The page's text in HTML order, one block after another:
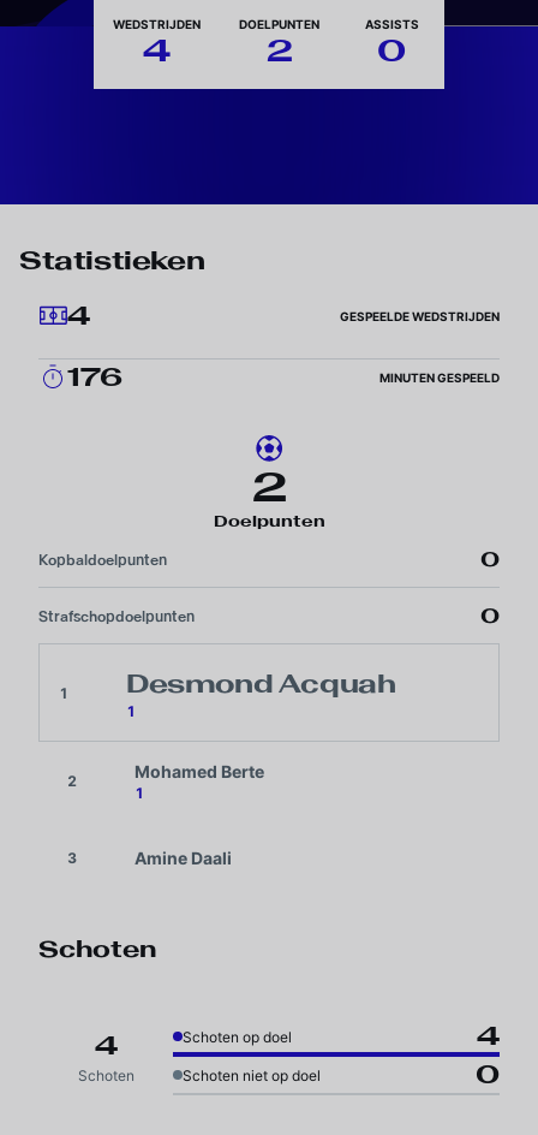
WEDSTRIJDEN
4
DOELPUNTEN
2
ASSISTS
0
Statistieken
4
GESPEELDE WEDSTRIJDEN
176 MINUTEN GESPEELD
2
Doelpunten
Kopbaldoelpunten 0
Strafschopdoelpunten 0
1 Desmond Acquah
1
2 Mohamed Berte
1
3 Amine Daali
Schoten
4
Schoten
Schoten op doel 4
Schoten niet op doel 0